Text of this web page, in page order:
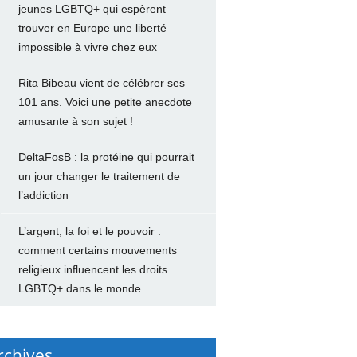
jeunes LGBTQ+ qui espèrent
trouver en Europe une liberté
impossible à vivre chez eux
Rita Bibeau vient de célébrer ses
101 ans. Voici une petite anecdote
amusante à son sujet !
DeltaFosB : la protéine qui pourrait
un jour changer le traitement de
l’addiction
L’argent, la foi et le pouvoir :
comment certains mouvements
religieux influencent les droits
LGBTQ+ dans le monde